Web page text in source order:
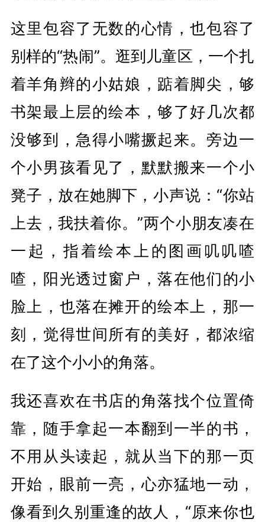
这里包容了无数的心情，也包容了
别样的“热闹”。逛到儿童区，一个扎
着羊角辫的小姑娘，踮着脚尖，够
书架最上层的绘本，够了好几次都
没够到，急得小嘴撅起来。旁边一
个小男孩看见了，默默搬来一个小
凳子，放在她脚下，小声说：“你站
上去，我扶着你。”两个小朋友凑在
一起，指着绘本上的图画叽叽喳
喳，阳光透过窗户，落在他们的小
脸上，也落在摊开的绘本上，那一
刻，觉得世间所有的美好，都浓缩
在了这个小小的角落。
我还喜欢在书店的角落找个位置倚
靠，随手拿起一本翻到一半的书，
不用从头读起，就从当下的那一页
开始，眼前一亮，心亦猛地一动，
像看到久别重逢的故人，“原来你也